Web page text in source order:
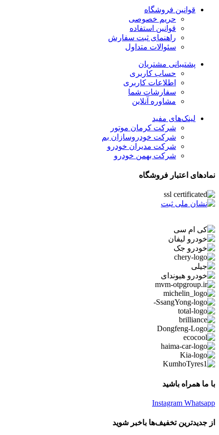
قوانین فروشگاه
حریم خصوصی
قوانین استفاده
راهنمای ثبت سفارش
سئوالات متداول
پشتیبانی مشتریان
حساب کاربری
اطلاعات کاربری
سفارشات شما
مشاوره آنلاین
لینک‌های مفید
شرکت کرمان موتور
شرکت خودروسازان بم
شرکت مدیران خودرو
شرکت بهمن خودرو
نمادهای اعتبار فروشگاه
با ما همراه باشید
Instagram Whatsapp
از جدیدترین تخفیف‌ها باخبر شوید